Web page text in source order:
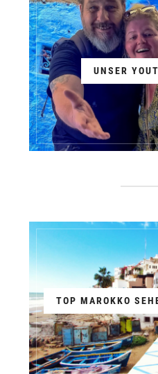
UNSER
TOP MAROKKO